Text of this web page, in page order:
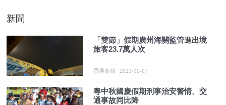
新聞
「雙節」假期廣州海關監管進出境
旅客23.7萬人次
香港商報 2023-10-07
粵中秋國慶假期刑事治安警情、交
通事故同比降